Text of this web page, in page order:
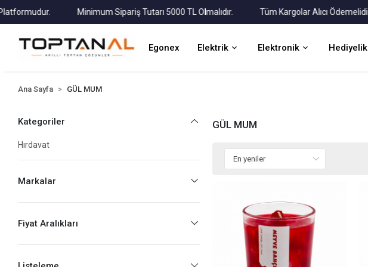
Minimum Sipariş Tutarı 5000 TL Olmalıdır. Tüm Kargolar Alıcı Ödemelidir!
Egonex Elektrik Elektronik Hediyelik
Ana Sayfa GÜL MUM
Kategoriler
Hırdavat
Markalar
Fiyat Aralıkları
GÜL MUM